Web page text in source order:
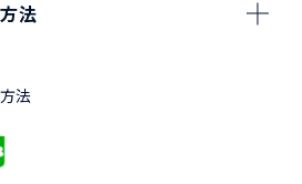
法
法